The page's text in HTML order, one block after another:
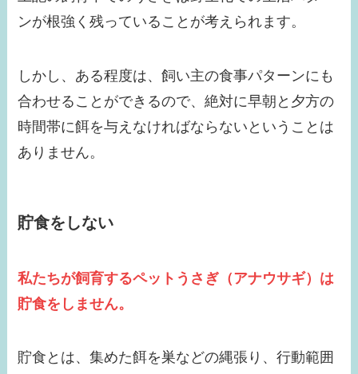
ンが根強く残っていることが考えられます。
しかし、ある程度は、飼い主の食事パターンにも
合わせることができるので、絶対に早朝と夕方の
時間帯に餌を与えなければならないということは
ありません。
貯食をしない
私たちが飼育するペットうさぎ（アナウサギ）は
貯食をしません。
貯食とは、集めた餌を巣などの縄張り、行動範囲